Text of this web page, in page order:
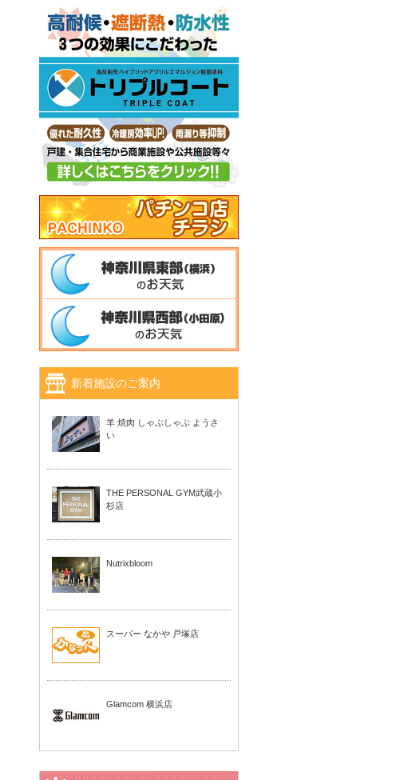
新着施設のご案内
羊 焼肉 しゃぶしゃぶ ようさ
い
THE PERSONAL GYM武蔵小
杉店
Nutrixbloom
スーパー なかや 戸塚店
Glamcom 横浜店